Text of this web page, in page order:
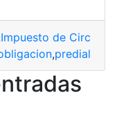
Impuesto de
,predial